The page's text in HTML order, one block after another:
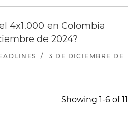
4x1.000 en Colombia
de 2024?
/
3 DE DICIEMBRE DE
Showing 1-6 of 11